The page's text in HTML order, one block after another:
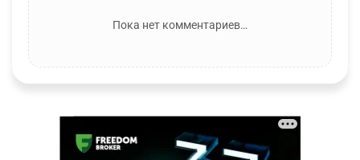
Пока нет комментариев…